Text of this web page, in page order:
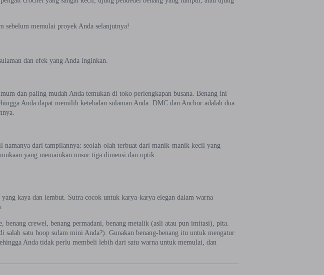
sebelum memulai proyek Anda selanjutnya!
dan efek yang Anda inginkan.
dan paling mudah Anda temukan di toko perlengkapan busana. Benang ini
Anda dapat memilih ketebalan sulaman Anda. DMC dan Anchor adalah dua
namanya dari tampilannya: seolah-olah terbuat dari manik-manik kecil yang
yang memainkan unsur tiga dimensi dan optik.
kaya dan lembut. Sutra cocok untuk karya-karya elegan dalam warna
benang crewel, benang permadani, benang metalik (asli atau pun imitasi), pita.
satu hoop sulam mini Anda?). Gunakan benang-benang itu untuk mengatur
Anda tidak perlu membeli lebih dari satu warna untuk memulai, dan